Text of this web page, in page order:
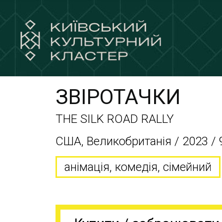
ЗВІРОТАЧКИ
THE SILK ROAD RALLY
США, Великобританія / 2023 /
анімація, комедія, сімейний